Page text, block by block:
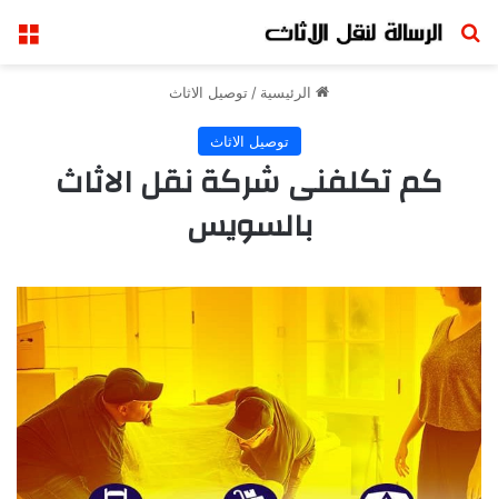
بحث عن
الرئيسية / توصيل الاثاث
توصيل الاثاث
كم تكلفنى شركة نقل الاثاث
بالسويس